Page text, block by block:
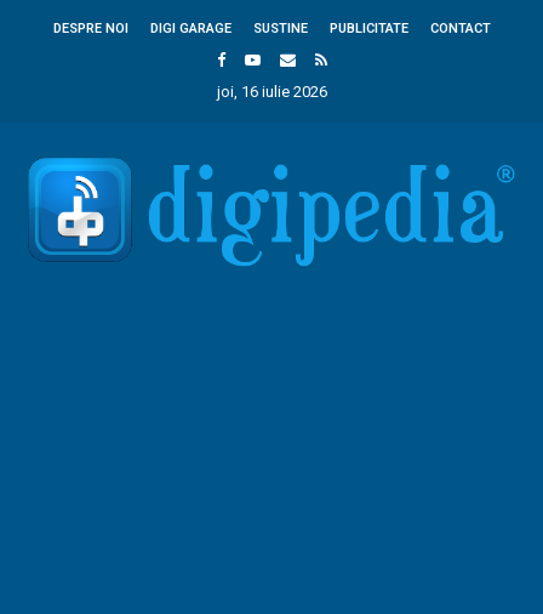
DESPRE NOI DIGI GARAGE SUSTINE PUBLICITATE CONTACT
joi, 16 iulie 2026